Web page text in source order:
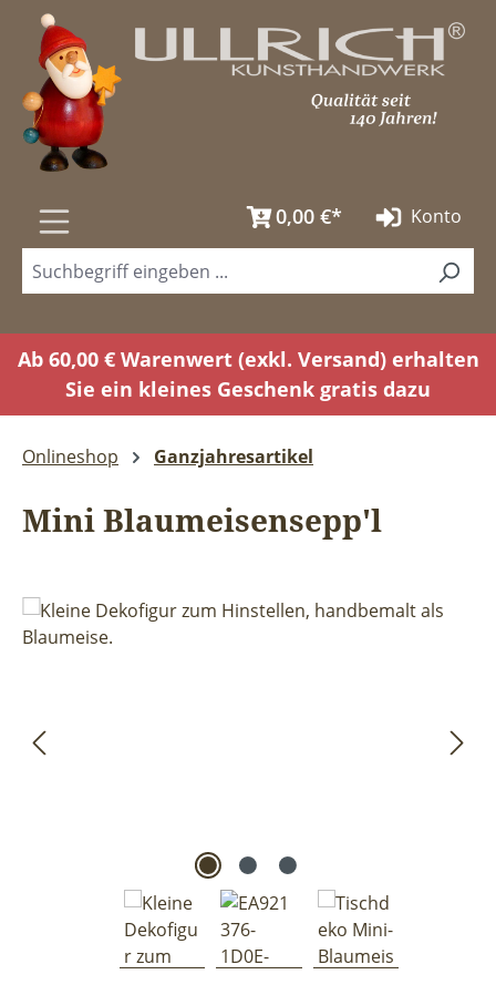
Zum Hauptinhalt springen
0,00 €* Konto
Ab 60,00 € Warenwert (exkl. Versand) erhalten
Sie ein kleines Geschenk gratis dazu
Onlineshop Ganzjahresartikel
Mini Blaumeisensepp'l
Bildergalerie überspringen